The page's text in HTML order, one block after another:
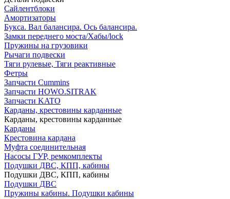
Cайлентблоки
Амортизаторы
Букса. Вал балансира. Ось балансира.
Замки переднего моста/Хабы/lock
Пружины на грузовики
Рычаги подвески
Тяги рулевые, Тяги реактивные
Фетры
Запчасти Cummins
Запчасти HOWO.SITRAK
Запчасти KATO
Карданы, крестовины карданные
Карданы, крестовины карданные
Карданы
Крестовина кардана
Муфта соединительная
Насосы ГУР, ремкомплекты
Подушки ДВС, КПП, кабины
Подушки ДВС, КПП, кабины
Подушки ДВС
Пружины кабины. Подушки кабины